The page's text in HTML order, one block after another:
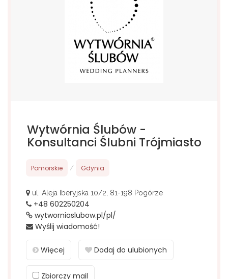
Wytwórnia Ślubów -
Konsultanci Ślubni Trójmiasto
Pomorskie / Gdynia
ul. Aleja Iberyjska 10/2, 81-198 Pogórze
+48 602250204
wytworniaslubow.pl/pl/
Wyślij wiadomość!
Więcej Dodaj do ulubionych
Zbiorczy mail